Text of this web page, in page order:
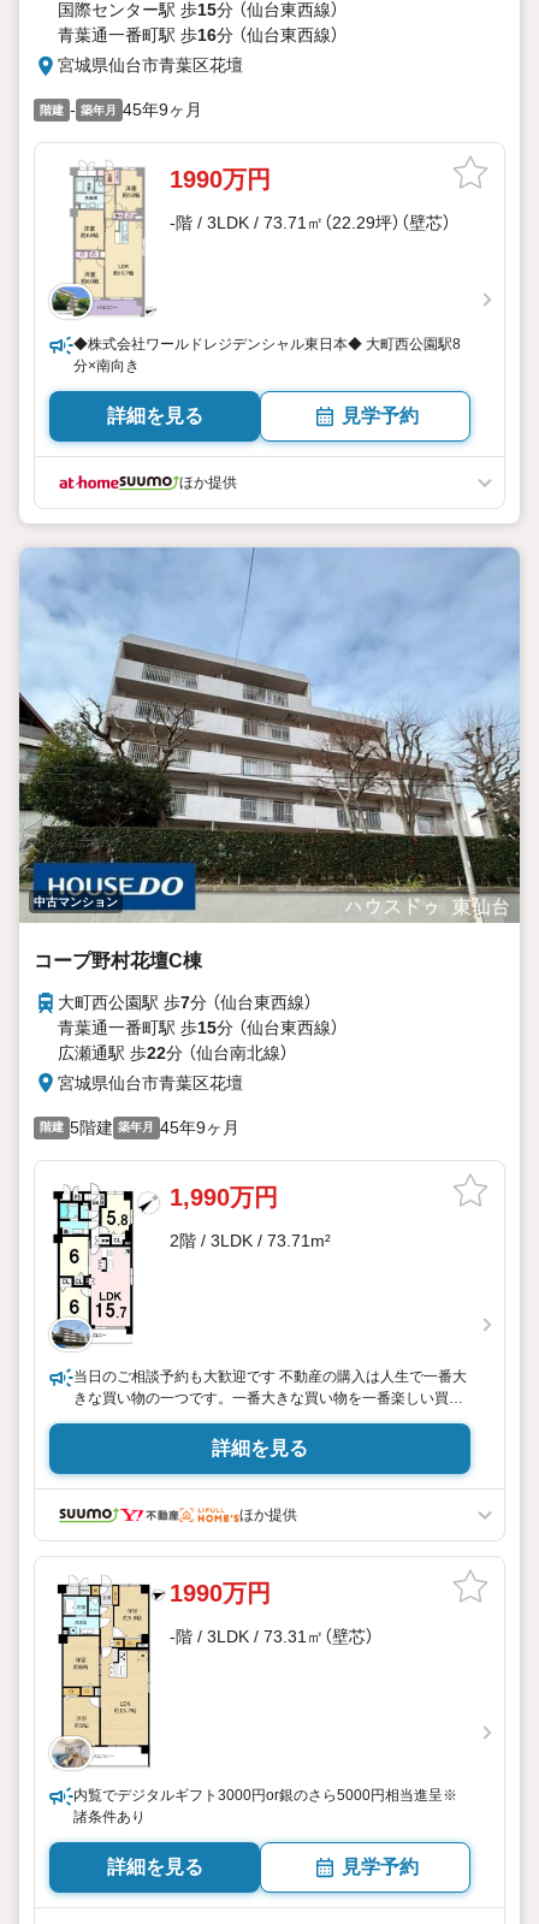
国際センター駅 歩15分 （仙台東西線）
青葉通一番町駅 歩16分 （仙台東西線）
宮城県仙台市青葉区花壇
階建 - 築年月 45年9ヶ月
1990万円
-階 / 3LDK / 73.71㎡（22.29坪）（壁芯）
◆株式会社ワールドレジデンシャル東日本◆ 大町西公園駅8
分×南向き
詳細を見る 見学予約
ほか提供
中古マンション
コープ野村花壇C棟
大町西公園駅 歩7分 （仙台東西線）
青葉通一番町駅 歩15分 （仙台東西線）
広瀬通駅 歩22分 （仙台南北線）
宮城県仙台市青葉区花壇
階建 5階建 築年月 45年9ヶ月
1,990万円
2階 / 3LDK / 73.71m²
当日のご相談予約も大歓迎です 不動産の購入は人生で一番大
きな買い物の一つです。一番大きな買い物を一番楽しい買い
物にできるよう、一生懸命ご提案させて頂きます！
詳細を見る
ほか提供
1990万円
-階 / 3LDK / 73.31㎡（壁芯）
内覧でデジタルギフト3000円or銀のさら5000円相当進呈※
諸条件あり
詳細を見る 見学予約